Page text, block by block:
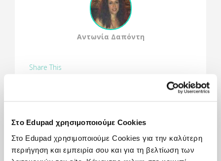
Στο Edupad χρησιμοποιούμε Cookies
Στο Edupad χρησιμοποιούμε Cookies για την καλύτερη
περιήγηση και εμπειρία σου και για τη βελτίωση των
Αντωνία Δαπόντη
Share This
Η εφαρμογή προσφέρει τη δυνατότητα στα
παιδιά να ζωγραφίσουν σε οποιοδήποτε φόντο